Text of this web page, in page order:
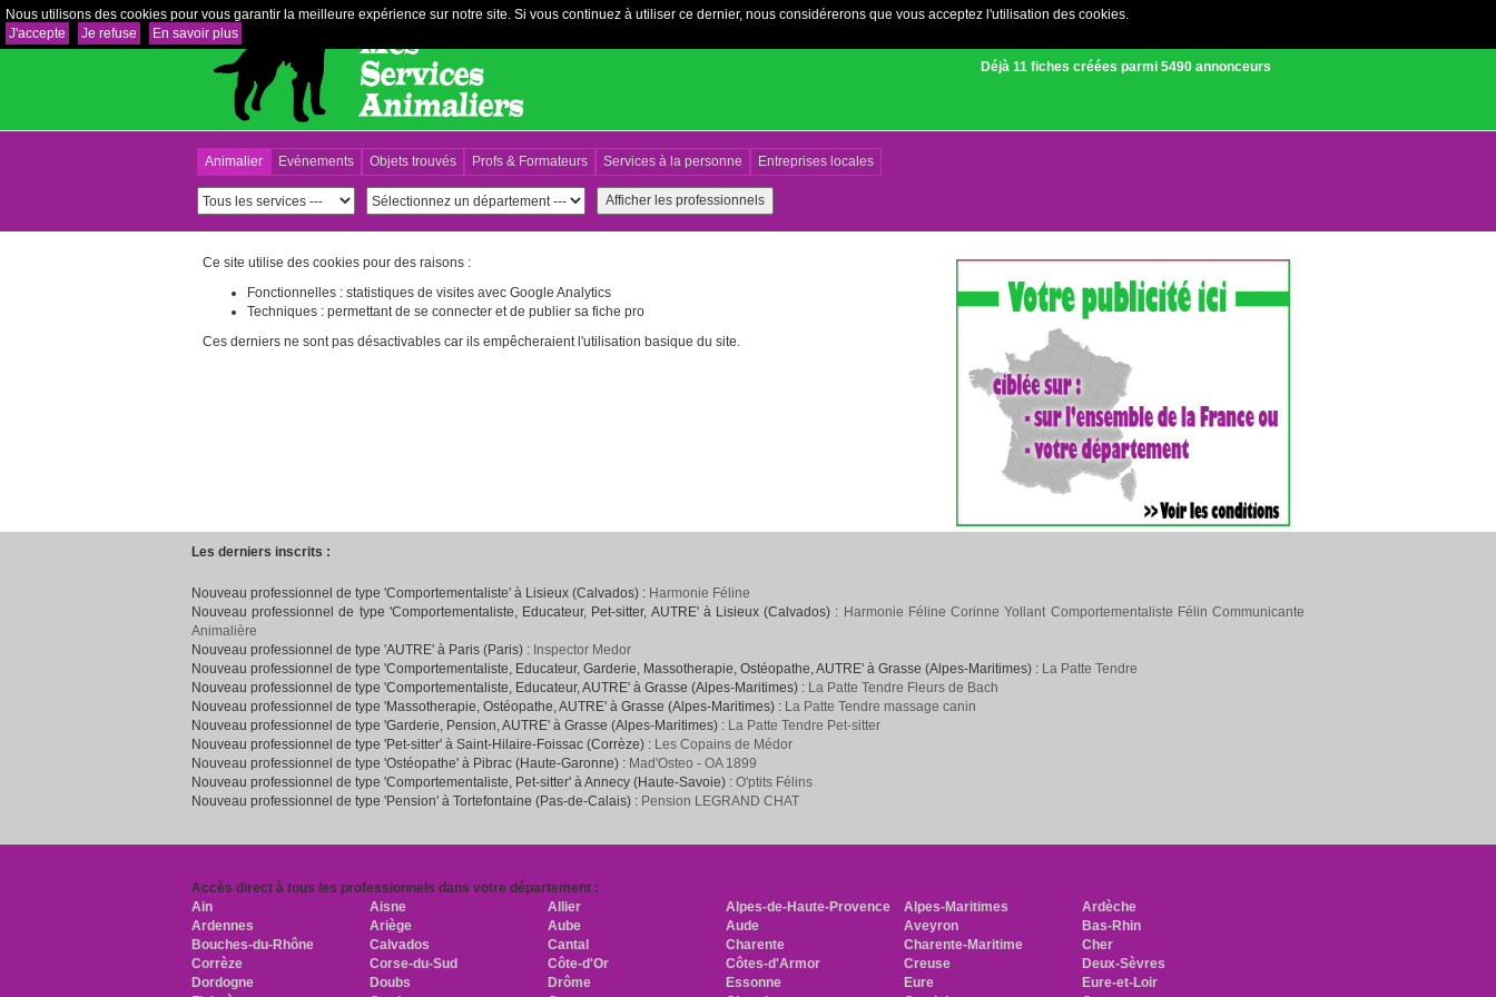
Nous utilisons des cookies pour vous garantir la meilleure expérience sur notre site. Si vous continuez à utiliser ce dernier, nous considérerons que vous acceptez l'utilisation des cookies.
J'accepte
Je refuse En savoir plus
Créer un compte
Déjà 11 fiches créées parmi 5490 annonceurs
Animalier Evénements Objets trouvés Profs & Formateurs Services à la personne Entreprises locales
Ce site utilise des cookies pour des raisons :
Fonctionnelles : statistiques de visites avec Google Analytics
Techniques : permettant de se connecter et de publier sa fiche pro
Ces derniers ne sont pas désactivables car ils empêcheraient l'utilisation basique du site.
Les derniers inscrits :
Nouveau professionnel de type 'Comportementaliste' à Lisieux (Calvados) : Harmonie Féline
Nouveau professionnel de type 'Comportementaliste, Educateur, Pet-sitter, AUTRE' à Lisieux (Calvados) : Harmonie Féline Corinne Yollant Comportementaliste Félin Communicante
Animalière
Nouveau professionnel de type 'AUTRE' à Paris (Paris) : Inspector Medor
Nouveau professionnel de type 'Comportementaliste, Educateur, Garderie, Massotherapie, Ostéopathe, AUTRE' à Grasse (Alpes-Maritimes) : La Patte Tendre
Nouveau professionnel de type 'Comportementaliste, Educateur, AUTRE' à Grasse (Alpes-Maritimes) : La Patte Tendre Fleurs de Bach
Nouveau professionnel de type 'Massotherapie, Ostéopathe, AUTRE' à Grasse (Alpes-Maritimes) : La Patte Tendre massage canin
Nouveau professionnel de type 'Garderie, Pension, AUTRE' à Grasse (Alpes-Maritimes) : La Patte Tendre Pet-sitter
Nouveau professionnel de type 'Pet-sitter' à Saint-Hilaire-Foissac (Corrèze) : Les Copains de Médor
Nouveau professionnel de type 'Ostéopathe' à Pibrac (Haute-Garonne) : Mad'Osteo - OA 1899
Nouveau professionnel de type 'Comportementaliste, Pet-sitter' à Annecy (Haute-Savoie) : O'ptits Félins
Nouveau professionnel de type 'Pension' à Tortefontaine (Pas-de-Calais) : Pension LEGRAND CHAT
Accès direct à tous les professionnels dans votre département :
Ain
Aisne Allier Alpes-de-Haute-Provence Alpes-Maritimes
Ardèche
Ardennes
Ariège Aube Aude Aveyron
Bas-Rhin
Bouches-du-Rhône
Calvados Cantal Charente Charente-Maritime
Cher
Corrèze
Corse-du-Sud Côte-d'Or Côtes-d'Armor Creuse
Deux-Sèvres
Dordogne
Doubs Drôme Essonne Eure
Eure-et-Loir